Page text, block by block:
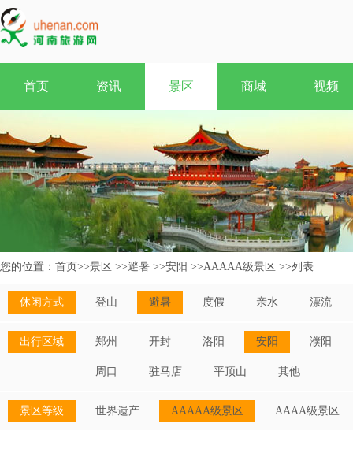
首页 资讯 景区 商城 视频
您的位置： 首页>>景区 >>避暑 >>安阳 >>AAAAA级景区 >>列表
休闲方式 登山 避暑 度假 亲水 漂流
出行区域 郑州 开封 洛阳 安阳 濮阳
周口 驻马店 平顶山 其他
景区等级 世界遗产 AAAAA级景区 AAAA级景区